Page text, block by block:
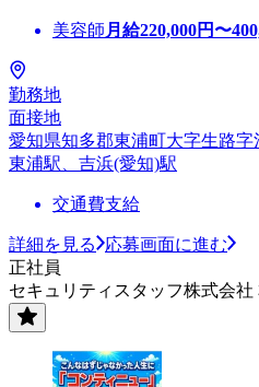
美容師 月給220,000円〜
勤務地
面接地
愛知県知多郡東浦町大字生路字
東浦駅、吉浜(愛知)駅
交通費支給
詳細を見る
応募画面に進む
正社員
セキュリティスタッフ株式会社